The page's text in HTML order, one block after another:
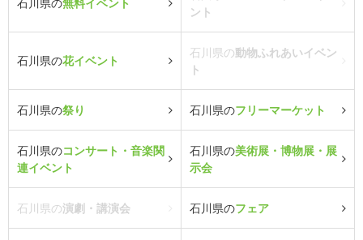
ント
石川県の花イベント
石川県の動物ふれあいイベン
ト
石川県の祭り 石川県のフリーマーケット
石川県のコンサート・音楽関
連イベント
石川県の美術展・博物展・展
示会
石川県の演劇・講演会 石川県のフェア